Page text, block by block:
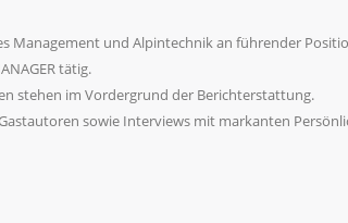
Management und Alpintechnik an führender
tätig.
stehen im Vordergrund der Berichterstattung.
sowie Interviews mit markanten